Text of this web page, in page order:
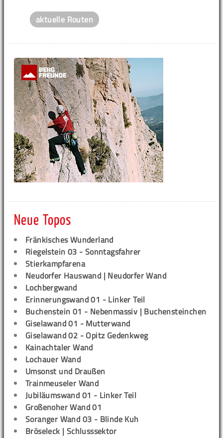
aktuelle Routen
Neue Topos
Fränkisches Wunderland
Riegelstein 03 - Sonntagsfahrer
Stierkampfarena
Neudorfer Hauswand | Neudorfer Wand
Lochbergwand
Erinnerungswand 01 - Linker Teil
Buchenstein 01 - Nebenmassiv | Buchensteinchen
Giselawand 01 - Mutterwand
Giselawand 02 - Opitz Gedenkweg
Kainachtaler Wand
Lochauer Wand
Umsonst und Draußen
Trainmeuseler Wand
Jubiläumswand 01 - Linker Teil
Großenoher Wand 01
Soranger Wand 03 - Blinde Kuh
Bröseleck | Schlusssektor